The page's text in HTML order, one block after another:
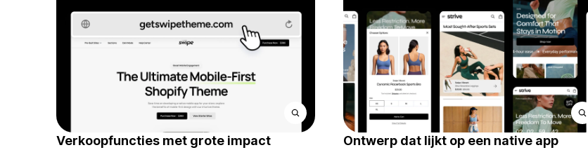
Verkoopfuncties met grote impact
Ontwerp dat lijkt op een native app